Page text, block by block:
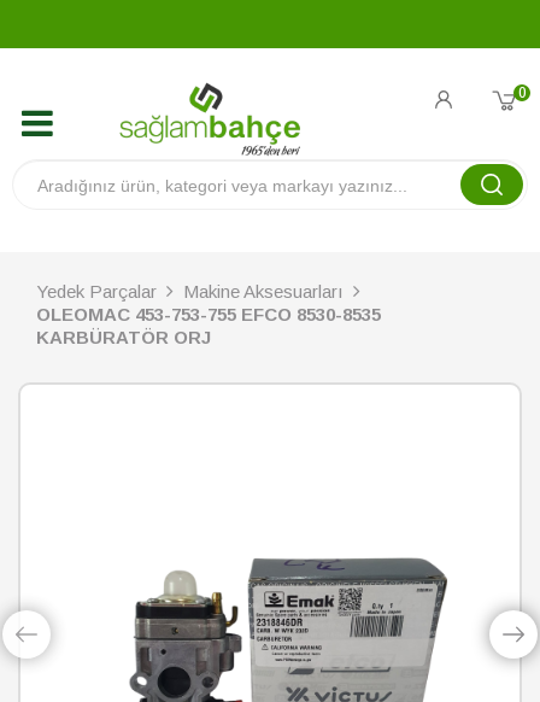
0
Yedek Parçalar
Makine Aksesuarları
OLEOMAC 453-753-755 EFCO 8530-8535
KARBÜRATÖR ORJ